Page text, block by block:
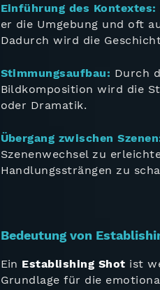
Einführung des Kontextes:
er die Umgebung und oft
Dadurch wird die
Stimmungsaufbau: Durch
Bildkomposition wird die
oder Dramatik.
Übergang zwischen
Szenenwechsel zu
Handlungssträngen zu
Bedeutung von
Ein Establishing Shot ist
Grundlage für die